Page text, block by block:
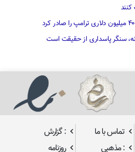
کنند
سنگر پاسداری از حقیقت است
تماس با ما
: گزارش
: مذهبی روزنامه